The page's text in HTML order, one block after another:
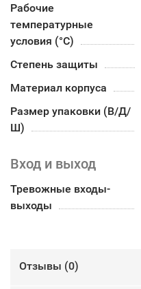
Рабочие
температурные
условия (°С)
Степень защиты
Материал корпуса
Размер упаковки (В/Д/
Ш)
Вход и выход
Тревожные входы-
выходы
Отзывы (0)